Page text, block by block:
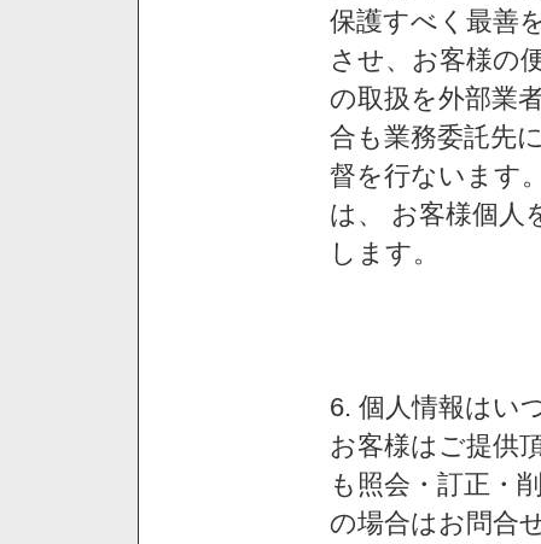
保護すべく最善
させ、お客様の
の取扱を外部業
合も業務委託先
督を行ないます
は、 お客様個人
します。
6. 個人情報はい
お客様はご提供
も照会・訂正・
の場合はお問合